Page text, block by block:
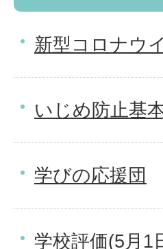
新型コロナウ
いじめ防止基
学びの応援団
学校評価(5月1